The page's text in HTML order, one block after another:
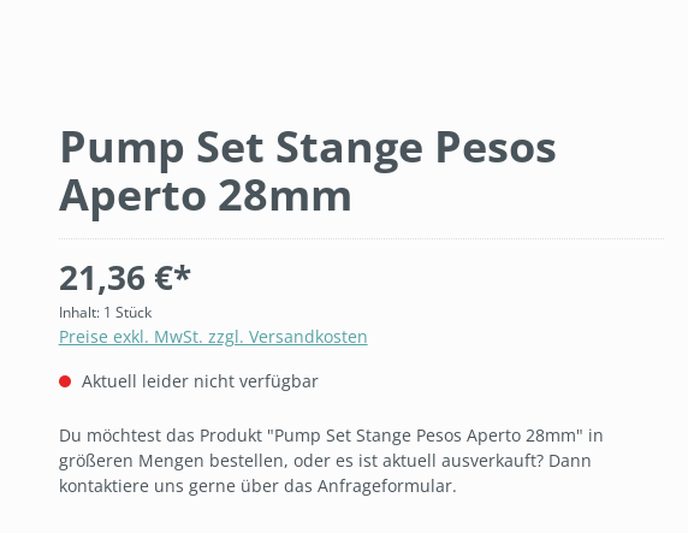
Pump Set Stange Pesos
Aperto 28mm
21,36 €*
Inhalt: 1 Stück
Preise exkl. MwSt. zzgl. Versandkosten
Aktuell leider nicht verfügbar
Du möchtest das Produkt "Pump Set Stange Pesos Aperto 28mm" in
größeren Mengen bestellen, oder es ist aktuell ausverkauft? Dann
kontaktiere uns gerne über das Anfrageformular.